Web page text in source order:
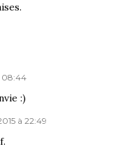
08:44
:)
à 22:49